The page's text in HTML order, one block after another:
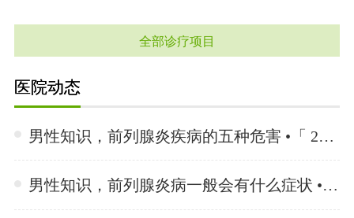
全部诊疗项目
医院动态
男性知识，前列腺炎疾病的五种危害 •「 2024-06-03 」
男性知识，前列腺炎病一般会有什么症状 •「 2024-06-03 」